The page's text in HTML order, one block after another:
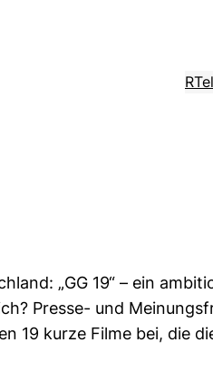
„GG 19“ – ein
Presse- und
19 kurze Filme bei,